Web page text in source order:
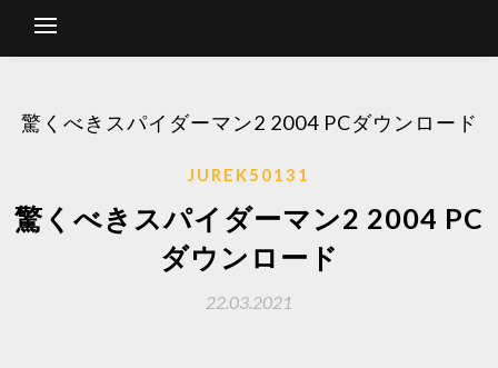
驚くべきスパイダーマン2 2004 PCダウンロード
JUREK50131
驚くべきスパイダーマン2 2004 PC
ダウンロード
22.03.2021